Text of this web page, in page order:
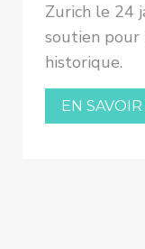
Zurich le 24
soutien
historique.
EN